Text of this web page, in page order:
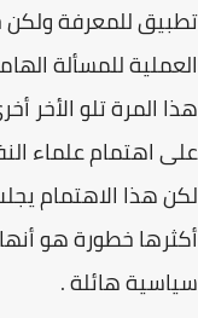
تطبيق للمعرفة ولكن
العملية للمسألة
هذا المرة تلو الأخر
على اهتمام علماء
لكن هذا الاهتمام
أكثرها خطورة هو
سياسية هائلة .